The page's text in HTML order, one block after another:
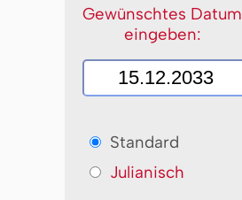
Gewünschtes Datum
eingeben:
Standard
Julianisch